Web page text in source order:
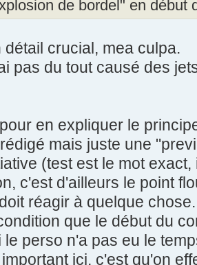
de bordel" en début
détail crucial, mea culpa.
pas du tout causé des
en expliquer le
mais juste une
(test est le mot
c'est d'ailleurs le point
réagir à quelque
que le début du
le perso n'a pas eu le
ici, c'est qu'on